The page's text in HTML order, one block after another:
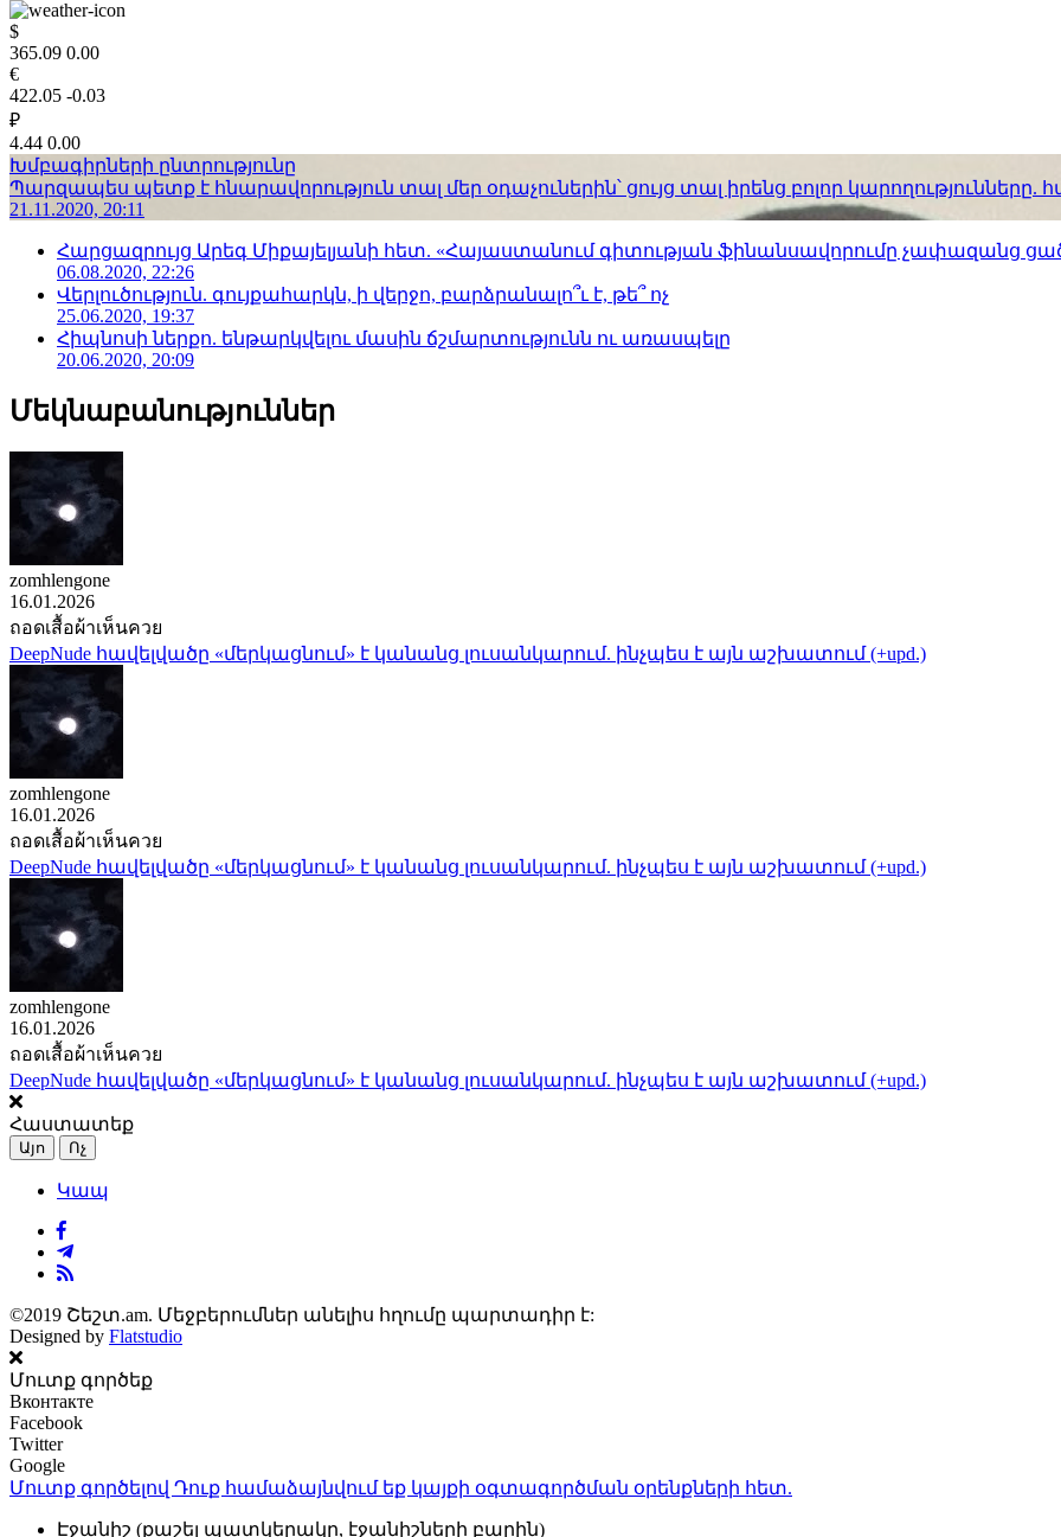
$
365.09 0.00
€
422.05 -0.03
₽
4.44 0.00
Խմբագիրների ընտրությունը
Պարզապես պետք է հնարավորություն տալ մեր օդաչուներին՝ ցույց տալ իրենց բոլոր
21.11.2020, 20:11
Հարցազրույց Արեգ Միքայելյանի հետ. «Հայաստանում գիտության ֆինանսավորումը չափազանց
06.08.2020, 22:26
Վերլուծություն. գույքահարկն, ի վերջո, բարձրանալո՞ւ է, թե՞ ոչ
25.06.2020, 19:37
Հիպնոսի ներքո. ենթարկվելու մասին ճշմարտությունն ու առասպելը
20.06.2020, 20:09
Մեկնաբանություններ
zomhlengone
16.01.2026
ถอดเสื้อผ้าเห็นควย
DeepNude հավելվածը «մերկացնում» է կանանց լուսանկարում. ինչպես է այն աշխատում (+upd.)
zomhlengone
16.01.2026
ถอดเสื้อผ้าเห็นควย
DeepNude հավելվածը «մերկացնում» է կանանց լուսանկարում. ինչպես է այն աշխատում (+upd.)
zomhlengone
16.01.2026
ถอดเสื้อผ้าเห็นควย
DeepNude հավելվածը «մերկացնում» է կանանց լուսանկարում. ինչպես է այն աշխատում (+upd.)
Հաստատեք
Այո Ոչ
Կապ
©2019 Շեշտ.am. Մեջբերումներ անելիս հղումը պարտադիր է:
Designed by Flatstudio
Մուտք գործեք
Вконтакте
Facebook
Twitter
Google
Մուտք գործելով Դուք համաձայնվում եք կայքի օգտագործման օրենքների հետ.
Էջանիշ (քաշել պատկերակը, էջանիշների բարին)